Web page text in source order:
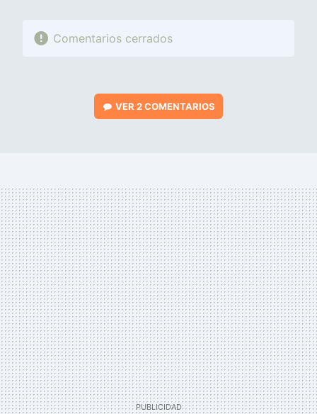
Comentarios cerrados
VER2 COMENTARIOS